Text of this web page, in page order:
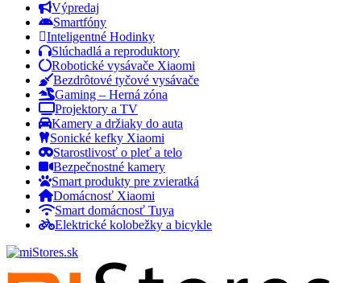
Výpredaj
Smartfóny
Inteligentné Hodinky
Slúchadlá a reproduktory
Robotické vysávače Xiaomi
Bezdrôtové tyčové vysávače
Gaming – Herná zóna
Projektory a TV
Kamery a držiaky do auta
Sonické kefky Xiaomi
Starostlivosť o pleť a telo
Bezpečnostné kamery
Smart produkty pre zvieratká
Domácnosť Xiaomi
Smart domácnosť Tuya
Elektrické kolobežky a bicykle